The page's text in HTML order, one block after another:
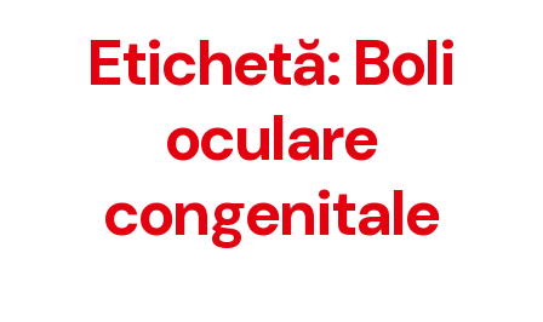
Etichetă: Boli
oculare
congenitale